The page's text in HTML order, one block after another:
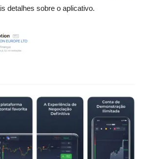
detalhes sobre o aplicativo.